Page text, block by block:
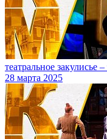
театральное
28 марта 2025